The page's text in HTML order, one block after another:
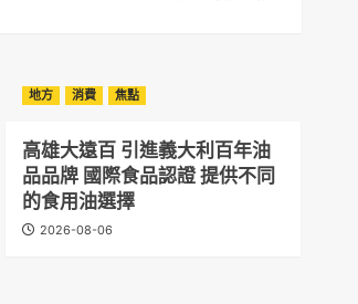
地方 消費 焦點
高雄大遠百 引進義大利百年油
品品牌 國際食品認證 提供不同
的食用油選擇
2026-08-06